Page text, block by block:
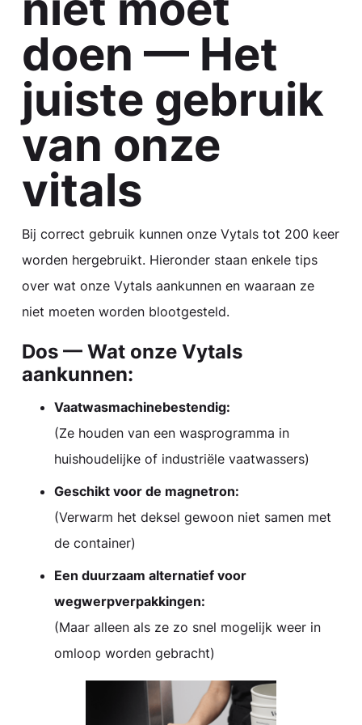
doen — Het
juiste gebruik
van onze
vitals
Bij correct gebruik kunnen onze Vytals tot 200 keer
worden hergebruikt. Hieronder staan enkele tips
over wat onze Vytals aankunnen en waaraan ze
niet moeten worden blootgesteld.
Dos — Wat onze Vytals
aankunnen:
Vaatwasmachinebestendig:
(Ze houden van een wasprogramma in
huishoudelijke of industriële vaatwassers)
Geschikt voor de magnetron:
(Verwarm het deksel gewoon niet samen met
de container)
Een duurzaam alternatief voor
wegwerpverpakkingen:
(Maar alleen als ze zo snel mogelijk weer in
omloop worden gebracht)